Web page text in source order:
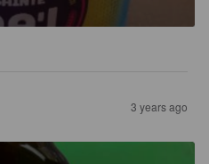
3 years ago